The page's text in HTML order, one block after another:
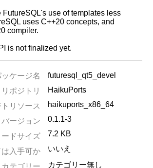
FutureSQL's use of templates less
uses C++20 concepts, and
compiler.
is not finalized yet.
ッケージ名
futuresql_qt5_devel
リポジトリ
HaikuPorts
トリソース
haikuports_x86_64
バージョン
0.1.1-3
ードサイズ 7.2 KB
入手可か いいえ
カテゴリー
カテゴリー無し